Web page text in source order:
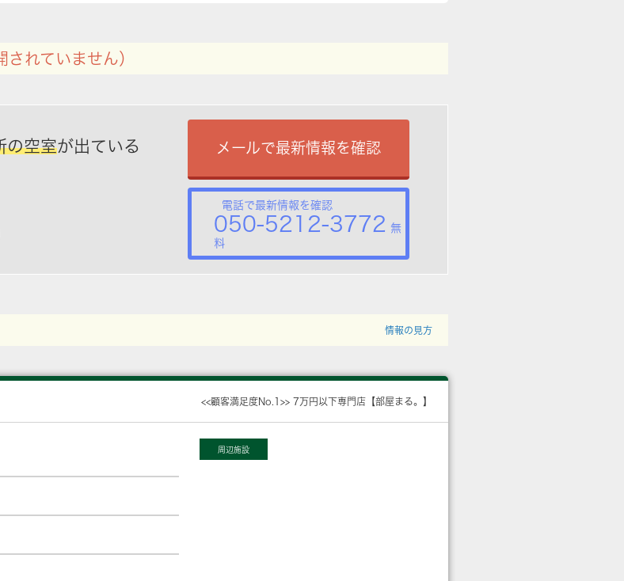
されていません）
の空室が出ている
メールで最新情報を確認
電話で最新情報を確認
050-5212-3772 無
料
情報の見方
<<顧客満足度No.1>> 7万円以下専門店【部屋まる。】
周辺施設